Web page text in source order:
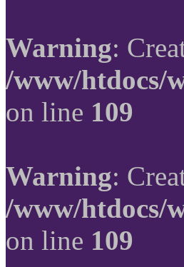
Warning:
/www/htdocs/
on line 109
Warning:
/www/htdocs/
on line 109